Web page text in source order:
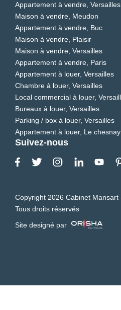
Appartement à vendre, Versailles
Maison à vendre, Meudon
Appartement à vendre, Buc
Maison à vendre, Plaisir
Maison à vendre, Versailles
Appartement à vendre, Paris
Appartement à louer, Versailles
Chambre à louer, Versailles
Local commercial à louer,
Bureaux à louer, Versailles
Parking / box à louer, Versailles
Appartement à louer, Le
Suivez-nous
Copyright 2026 Cabinet Mansart
Tous droits réservés
Site designé par